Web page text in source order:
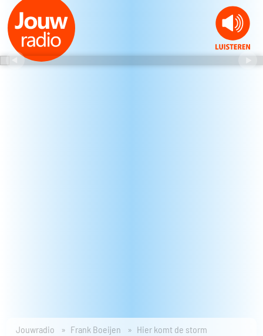
Jouwradio Frank Boeijen Hier komt de storm